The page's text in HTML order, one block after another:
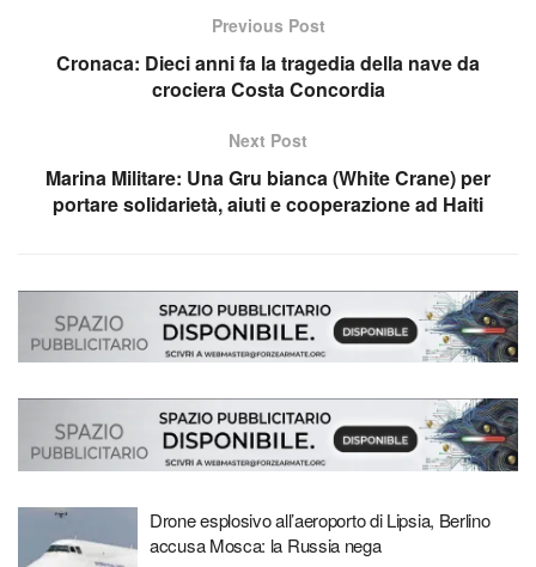
Previous Post
Cronaca: Dieci anni fa la tragedia della nave da
crociera Costa Concordia
Next Post
Marina Militare: Una Gru bianca (​​​White Crane) per
portare solidarietà, aiuti e cooperazione ad Haiti
Drone esplosivo all’aeroporto di Lipsia, Berlino
accusa Mosca: la Russia nega